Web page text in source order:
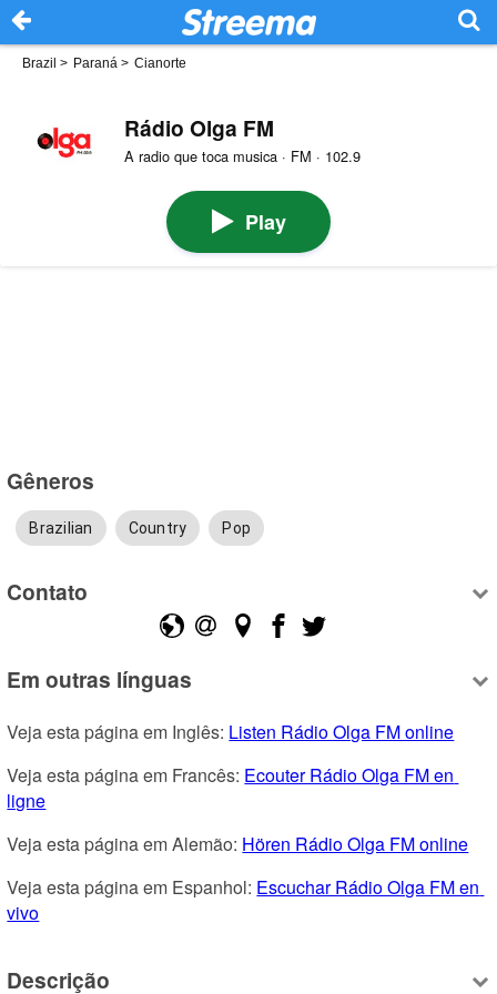
Brazil > Paraná > Cianorte
Rádio Olga FM
A radio que toca musica · FM · 102.9
Play
Gêneros
Brazilian Country Pop
Contato
Em outras línguas
Veja esta página em Inglês: Listen Rádio Olga FM online
Veja esta página em Francês: Ecouter Rádio Olga FM en
ligne
Veja esta página em Alemão: Hören Rádio Olga FM online
Veja esta página em Espanhol: Escuchar Rádio Olga FM en
vivo
Descrição